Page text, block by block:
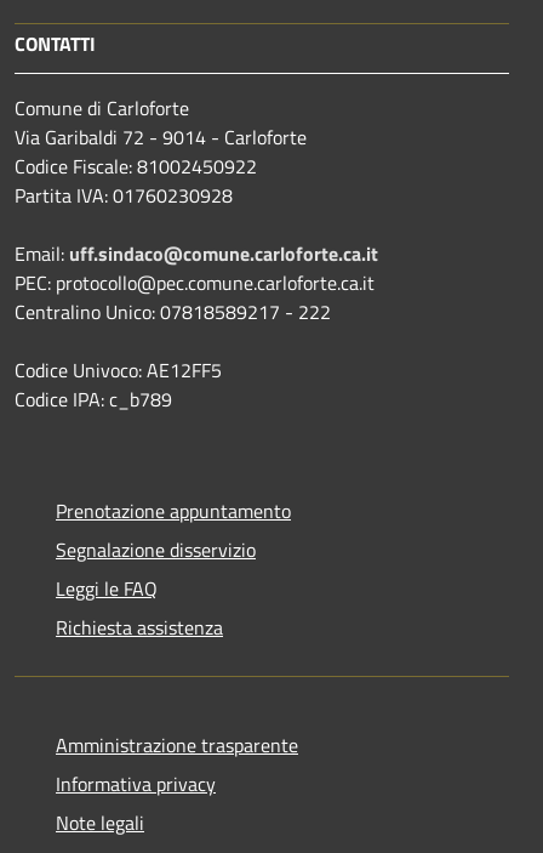
CONTATTI
Comune di Carloforte
Via Garibaldi 72 - 9014 - Carloforte
Codice Fiscale: 81002450922
Partita IVA: 01760230928
Email: uff.sindaco@comune.carloforte.ca.it
PEC: protocollo@pec.comune.carloforte.ca.it
Centralino Unico: 07818589217 - 222
Codice Univoco: AE12FF5
Codice IPA: c_b789
Prenotazione appuntamento
Segnalazione disservizio
Leggi le FAQ
Richiesta assistenza
Amministrazione trasparente
Informativa privacy
Note legali